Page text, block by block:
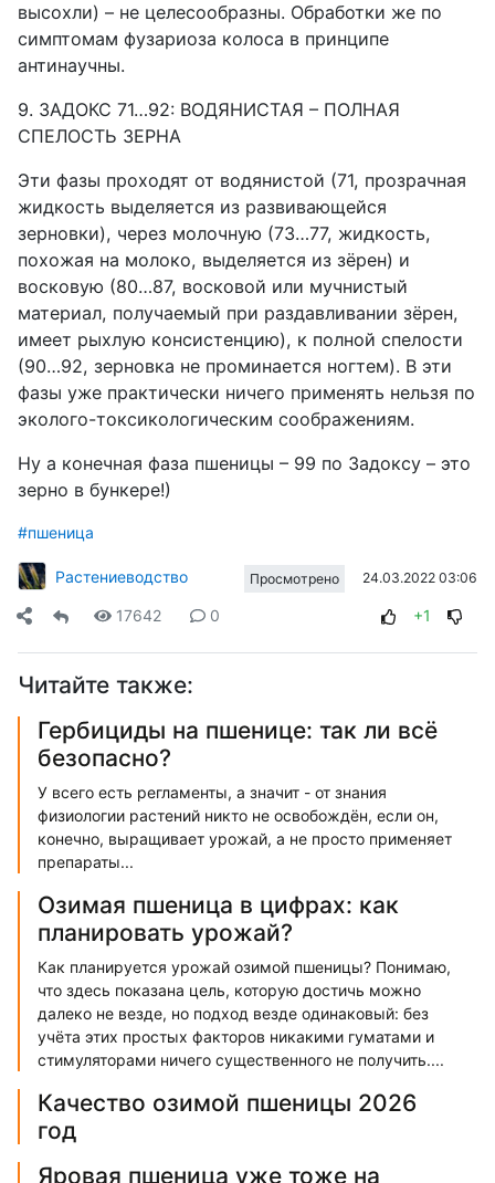
высохли) – не целесообразны. Обработки же по
симптомам фузариоза колоса в принципе
антинаучны.
9. ЗАДОКС 71…92: ВОДЯНИСТАЯ – ПОЛНАЯ
СПЕЛОСТЬ ЗЕРНА
Эти фазы проходят от водянистой (71, прозрачная
жидкость выделяется из развивающейся
зерновки), через молочную (73…77, жидкость,
похожая на молоко, выделяется из зёрен) и
восковую (80…87, восковой или мучнистый
материал, получаемый при раздавливании зёрен,
имеет рыхлую консистенцию), к полной спелости
(90…92, зерновка не проминается ногтем). В эти
фазы уже практически ничего применять нельзя по
эколого-токсикологическим соображениям.
Ну а конечная фаза пшеницы – 99 по Задоксу – это
зерно в бункере!)
#пшеница
Растениеводство Просмотрено 24.03.2022 03:06
17642 0 +1
Читайте также:
Гербициды на пшенице: так ли всё
безопасно?
У всего есть регламенты, а значит - от знания
физиологии растений никто не освобождён, если он,
конечно, выращивает урожай, а не просто применяет
препараты...
Озимая пшеница в цифрах: как
планировать урожай?
Как планируется урожай озимой пшеницы? Понимаю,
что здесь показана цель, которую достичь можно
далеко не везде, но подход везде одинаковый: без
учёта этих простых факторов никакими гуматами и
стимуляторами ничего существенного не получить....
Качество озимой пшеницы 2026
год
Яровая пшеница уже тоже на